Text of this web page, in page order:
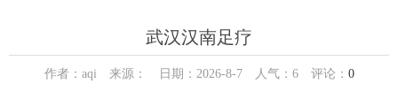
武汉汉南足疗
作者：aqi 来源： 日期：2026-8-7 人气： 6评论： 0